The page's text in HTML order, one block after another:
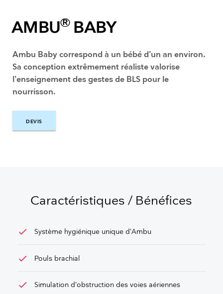
AMBU®BABY
Ambu Baby correspond à un bébé d’un an environ.
Sa conception extrêmement réaliste valorise
l’enseignement des gestes de BLS pour le
nourrisson.
DEVIS
Caractéristiques / Bénéfices
check Système hygiénique unique d’Ambu
check Pouls brachial
check Simulation d’obstruction des voies aériennes